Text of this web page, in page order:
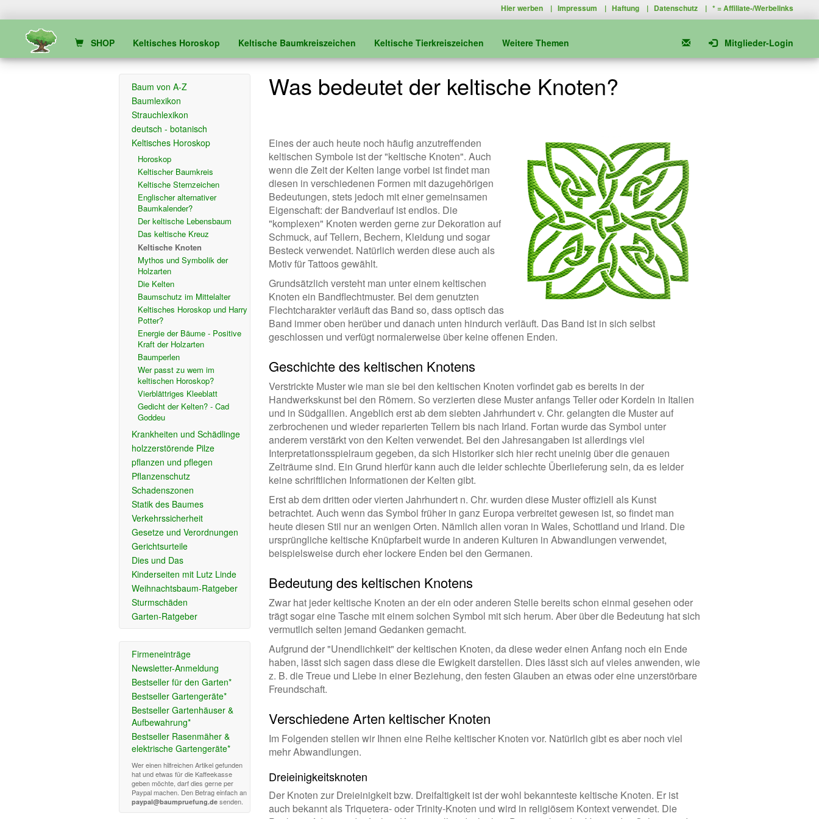
Hier werben |Impressum |Haftung | Datenschutz | * =Affiliate-/Werbelinks
SHOP Keltisches Horoskop Keltische Baumkreiszeichen Keltische Tierkreiszeichen Weitere Themen Mitglieder-Login
Baum von A-Z
Baumlexikon
Strauchlexikon
deutsch - botanisch
Keltisches Horoskop
Horoskop
Keltischer Baumkreis
Keltische Sternzeichen
Englischer alternativer
Baumkalender?
Der keltische Lebensbaum
Das keltische Kreuz
Keltische Knoten
Mythos und Symbolik der
Holzarten
Die Kelten
Baumschutz im Mittelalter
Keltisches Horoskop und Harry
Potter?
Energie der Bäume - Positive
Kraft der Holzarten
Baumperlen
Wer passt zu wem im
keltischen Horoskop?
Vierblättriges Kleeblatt
Gedicht der Kelten? - Cad
Goddeu
Krankheiten und Schädlinge
holzzerstörende Pilze
pflanzen und pflegen
Pflanzenschutz
Schadenszonen
Statik des Baumes
Verkehrssicherheit
Gesetze und Verordnungen
Gerichtsurteile
Dies und Das
Kinderseiten mit Lutz Linde
Weihnachtsbaum-Ratgeber
Sturmschäden
Garten-Ratgeber
Firmeneinträge
Newsletter-Anmeldung
Bestseller für den Garten*
Bestseller Gartengeräte*
Bestseller Gartenhäuser &
Aufbewahrung*
Bestseller Rasenmäher &
elektrische Gartengeräte*
Wer einen hilfreichen Artikel gefunden
hat und etwas für die Kaffeekasse
geben möchte, darf dies gerne per
Paypal machen. Den Betrag einfach an
paypal@baumpruefung.de senden.
Was bedeutet der keltische Knoten?
Eines der auch heute noch häufig anzutreffenden
keltischen Symbole ist der "keltische Knoten". Auch
wenn die Zeit der Kelten lange vorbei ist findet man
diesen in verschiedenen Formen mit dazugehörigen
Bedeutungen, stets jedoch mit einer gemeinsamen
Eigenschaft: der Bandverlauf ist endlos. Die
"komplexen" Knoten werden gerne zur Dekoration auf
Schmuck, auf Tellern, Bechern, Kleidung und sogar
Besteck verwendet. Natürlich werden diese auch als
Motiv für Tattoos gewählt.
Grundsätzlich versteht man unter einem keltischen
Knoten ein Bandflechtmuster. Bei dem genutzten
Flechtcharakter verläuft das Band so, dass optisch das
Band immer oben herüber und danach unten hindurch verläuft. Das Band ist in sich selbst
geschlossen und verfügt normalerweise über keine offenen Enden.
Geschichte des keltischen Knotens
Verstrickte Muster wie man sie bei den keltischen Knoten vorfindet gab es bereits in der
Handwerkskunst bei den Römern. So verzierten diese Muster anfangs Teller oder Kordeln in Italien
und in Südgallien. Angeblich erst ab dem siebten Jahrhundert v. Chr. gelangten die Muster auf
zerbrochenen und wieder reparierten Tellern bis nach Irland. Fortan wurde das Symbol unter
anderem verstärkt von den Kelten verwendet. Bei den Jahresangaben ist allerdings viel
Interpretationsspielraum gegeben, da sich Historiker sich hier recht uneinig über die genauen
Zeiträume sind. Ein Grund hierfür kann auch die leider schlechte Überlieferung sein, da es leider
keine schriftlichen Informationen der Kelten gibt.
Erst ab dem dritten oder vierten Jahrhundert n. Chr. wurden diese Muster offiziell als Kunst
betrachtet. Auch wenn das Symbol früher in ganz Europa verbreitet gewesen ist, so findet man
heute diesen Stil nur an wenigen Orten. Nämlich allen voran in Wales, Schottland und Irland. Die
ursprüngliche keltische Knüpfarbeit wurde in anderen Kulturen in Abwandlungen verwendet,
beispielsweise durch eher lockere Enden bei den Germanen.
Bedeutung des keltischen Knotens
Zwar hat jeder keltische Knoten an der ein oder anderen Stelle bereits schon einmal gesehen oder
trägt sogar eine Tasche mit einem solchen Symbol mit sich herum. Aber über die Bedeutung hat sich
vermutlich selten jemand Gedanken gemacht.
Aufgrund der "Unendlichkeit" der keltischen Knoten, da diese weder einen Anfang noch ein Ende
haben, lässt sich sagen dass diese die Ewigkeit darstellen. Dies lässt sich auf vieles anwenden, wie
z. B. die Treue und Liebe in einer Beziehung, den festen Glauben an etwas oder eine unzerstörbare
Freundschaft.
Verschiedene Arten keltischer Knoten
Im Folgenden stellen wir Ihnen eine Reihe keltischer Knoten vor. Natürlich gibt es aber noch viel
mehr Abwandlungen.
Dreieinigkeitsknoten
Der Knoten zur Dreieinigkeit bzw. Dreifaltigkeit ist der wohl bekannteste keltische Knoten. Er ist
auch bekannt als Triquetera- oder Trinity-Knoten und wird in religiösem Kontext verwendet. Die